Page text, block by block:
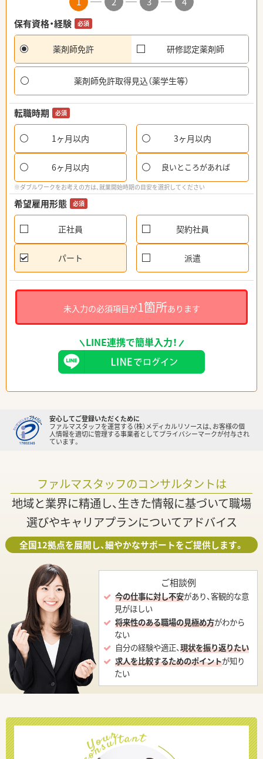
保有資格・経験
必須
薬剤師免許 研修認定薬剤師
薬剤師免許取得見込（薬学生等）
転職時期 必須
1ヶ月以内 3ヶ月以内
6ヶ月以内 良いところがあれば
※ダブルワークをお考えの方は、就業開始時期の目安を選択してください
希望雇用形態 必須
正社員 契約社員
パート 派遣
未入力の必須項目が1箇所あります
LINE連携で簡単入力！
安心してご登録いただくために
ファルマスタッフを運営する（株）メディカルリソースは、お客様の個
人情報を適切に管理する事業者としてプライバシーマークが付与され
ています。
ファルマスタッフのコンサルタントは
地域と業界に精通し、生きた情報に基づいて職場
選びやキャリアプランについてアドバイス
全国12拠点を展開し、細やかなサポートをご提供します。
ご相談例
今の仕事に対し不安があり、客観的な意
見がほしい
将来性のある職場の見極め方がわから
ない
自分の経験や適正、現状を振り返りたい
求人を比較するためのポイントが知り
たい